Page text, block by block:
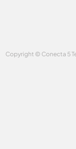
Copyright © Conecta 5